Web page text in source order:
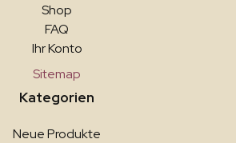
Shop
FAQ
Ihr Konto
Sitemap
Kategorien
Neue Produkte